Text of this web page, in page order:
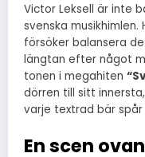
Victor Leksell är inte
svenska musikhimlen.
försöker balansera
längtan efter något
tonen i megahiten
dörren till sitt
varje textrad bär
En scen